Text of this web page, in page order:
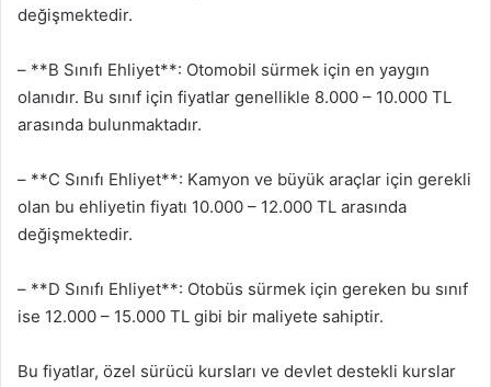
değişmektedir.
– **B Sınıfı Ehliyet**: Otomobil sürmek için en yaygın
olanıdır. Bu sınıf için fiyatlar genellikle 8.000 – 10.000 TL
arasında bulunmaktadır.
– **C Sınıfı Ehliyet**: Kamyon ve büyük araçlar için gerekli
olan bu ehliyetin fiyatı 10.000 – 12.000 TL arasında
değişmektedir.
– **D Sınıfı Ehliyet**: Otobüs sürmek için gereken bu sınıf
ise 12.000 – 15.000 TL gibi bir maliyete sahiptir.
Bu fiyatlar, özel sürücü kursları ve devlet destekli kurslar